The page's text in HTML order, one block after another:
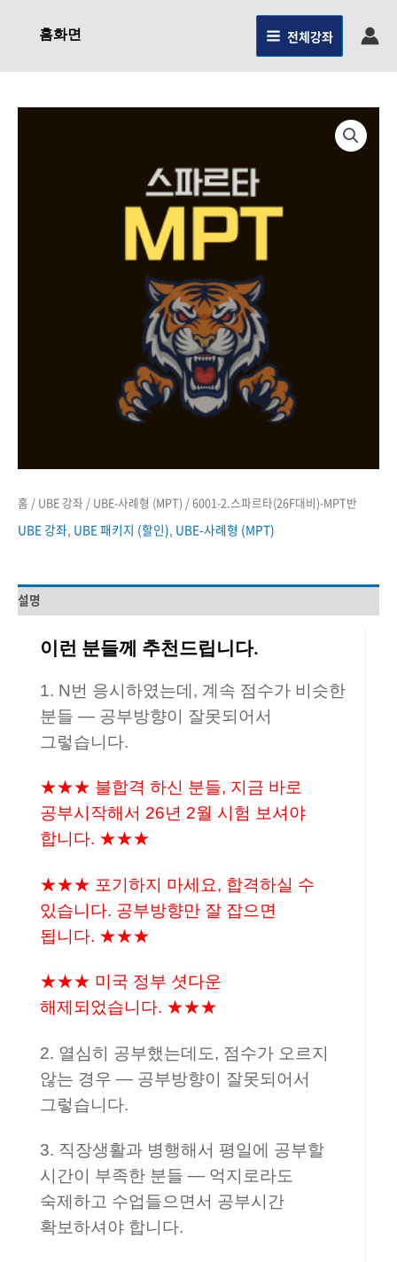
건너뛰기홈화면 전체강좌
홈 / UBE 강좌 / UBE-사례형 (MPT) / 6001-2.스파르타(26F대비)-MPT반
UBE 강좌 UBE 패키지 (할인) UBE-사례형 (MPT)
설명
이런 분들께 추천드립니다.
1. N번 응시하였는데, 계속 점수가 비슷한
분들 — 공부방향이 잘못되어서
그렇습니다.
★★★ 불합격 하신 분들, 지금 바로
공부시작해서 26년 2월 시험 보셔야
합니다. ★★★
★★★ 포기하지 마세요, 합격하실 수
있습니다. 공부방향만 잘 잡으면
됩니다. ★★★
★★★ 미국 정부 셧다운
해제되었습니다. ★★★
2. 열심히 공부했는데도, 점수가 오르지
않는 경우 — 공부방향이 잘못되어서
그렇습니다.
3. 직장생활과 병행해서 평일에 공부할
시간이 부족한 분들 — 억지로라도
숙제하고 수업들으면서 공부시간
확보하셔야 합니다.